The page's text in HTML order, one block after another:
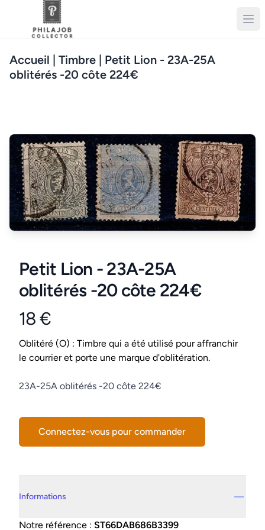
Accueil | Timbre | Petit Lion - 23A-25A
oblitérés -20 côte 224€
Petit Lion - 23A-25A
oblitérés -20 côte 224€
Product information
18 €
Conditions
Oblitéré (O) : Timbre qui a été utilisé pour affranchir
le courrier et porte une marque d'oblitération.
Description
23A-25A oblitérés -20 côte 224€
Connectez-vous pour commander
Informations
Notre référence : ST66DAB686B3399